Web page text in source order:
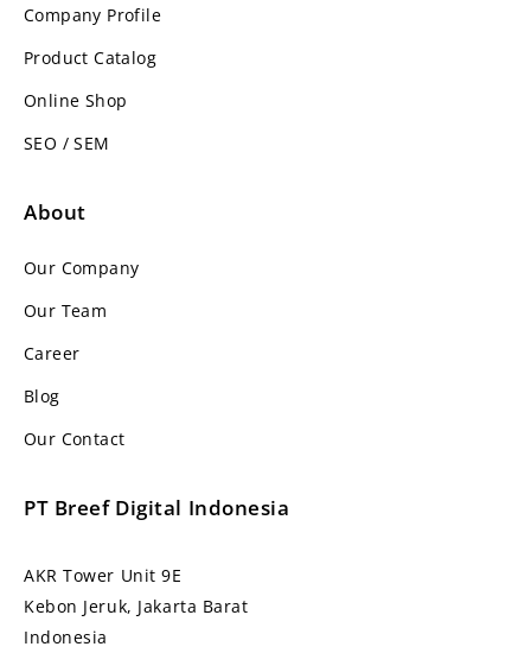
Company Profile
Product Catalog
Online Shop
SEO / SEM
About
Our Company
Our Team
Career
Blog
Our Contact
PT Breef Digital Indonesia
AKR Tower Unit 9E
Kebon Jeruk, Jakarta Barat
Indonesia